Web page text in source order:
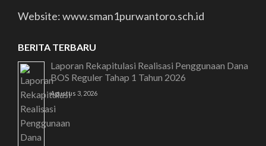
Website: www.sman1purwantoro.sch.id
BERITA TERBARU
Laporan Rekapitulasi Realisasi Penggunaan Dana
BOS Reguler Tahap 1 Tahun 2026
Agustus 3, 2026